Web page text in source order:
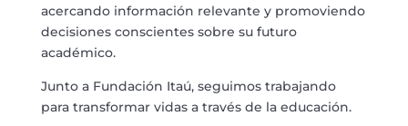
acercando información relevante y promoviendo
decisiones conscientes sobre su futuro
académico.
Junto a Fundación Itaú, seguimos trabajando
para transformar vidas a través de la educación.